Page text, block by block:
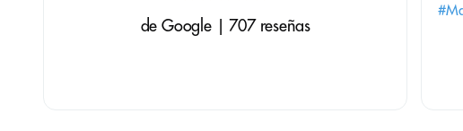
de Google | 707 reseñas